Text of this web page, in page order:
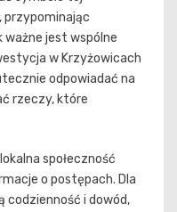
przypominając
ważne jest wspólne
w Krzyżowicach
odpowiadać na
rzeczy, które
społeczność
o postępach. Dla
codzienność i dowód,